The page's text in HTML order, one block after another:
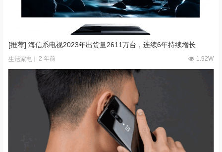
[推荐] 海信系电视2023年出货量2611万台，连续6年持续增长
生活家电 2 年前 1.92W